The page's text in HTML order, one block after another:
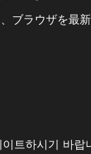
ブラウザを最新
트하시기 바랍